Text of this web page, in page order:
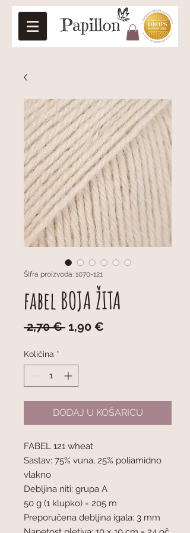
Šifra proizvoda: 1070-121
fabel BOJA ŽITA
2,70 € Redovna
1,90 €
Količina *
DODAJ U KOŠARICU
FABEL 121 wheat
Sastav: 75% vuna, 25% poliamidno
vlakno
Debljina niti: grupa A
50 g (1 klupko) = 205 m
Preporučena debljina igala: 3 mm